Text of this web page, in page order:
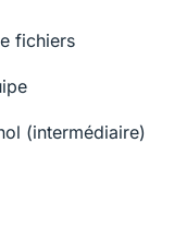
fichiers
(intermédiaire)